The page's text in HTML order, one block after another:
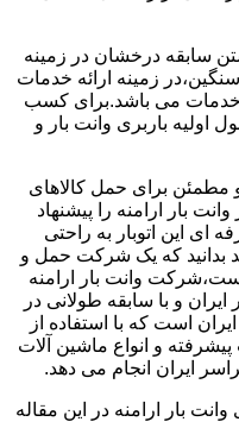
سابقه درخشان در زمینه
زمینه ارائه خدمات
خدمات می باشد.برای کسب
اولیه باربری وانت بار و
مطمئن برای حمل کالاهای
بار ارامنه را پیشنهاد
ای این اتوبار به راحتی
بدانید که یک شرکت حمل و
وانت بار ارامنه
و با سابقه طولانی در
است که با استفاده از
و انواع ماشین آلات
ایران انجام می دهد.
بار ارامنه در این مقاله